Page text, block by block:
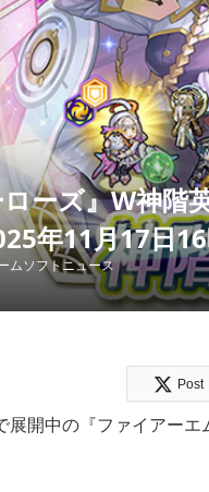
ローズ』W神
年11月17日
ムソフトニュース
Post
展開中の『ファイアーエ